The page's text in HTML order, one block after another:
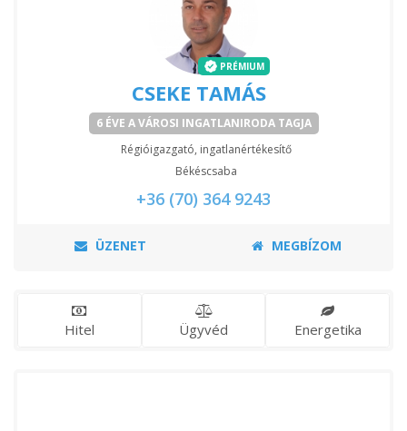
PRÉMIUM
CSEKE TAMÁS
6 ÉVE A VÁROSI INGATLANIRODA TAGJA
Régióigazgató, ingatlanértékesítő
Békéscsaba
+36 (70) 364 9243
ÜZENET MEGBÍZOM
Hitel Ügyvéd Energetika